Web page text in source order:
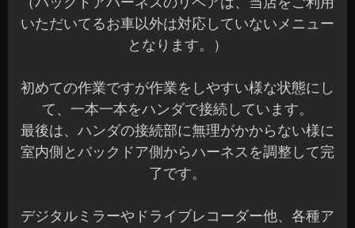
いただいてるお車以外は対応していないメニュー
となります。）
初めての作業ですが作業をしやすい様な状態にし
て、一本一本をハンダで接続しています。
最後は、ハンダの接続部に無理がかからない様に
室内側とバックドア側からハーネスを調整して完
了です。
デジタルミラーやドライブレコーダー他、各種ア